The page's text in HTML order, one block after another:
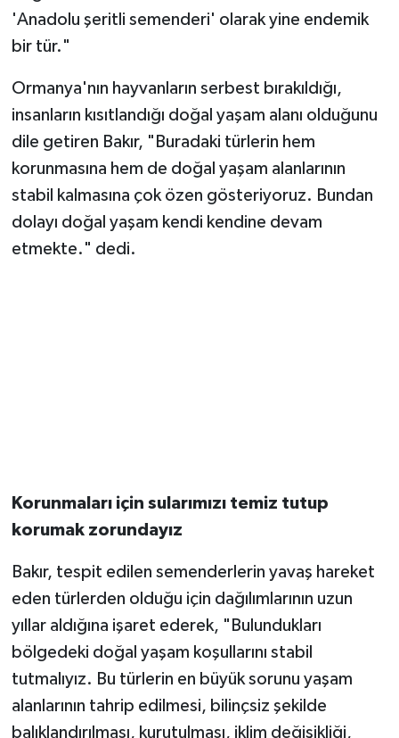
barkodlama çalışmalarıyla tek başına tür haline
geldiğini literatür çalışmalarından öğrendik. Bu
ancak farklı türlerin oluşturduğu bir grup olarak
kabul edilir. Başka bir türümüz daha var. Önceleri
'Kuzey şeritli semenderi'nin içinde
değerlendirilen 'Ommatotriton nesterovi'. Bu da
'Anadolu şeritli semenderi' olarak yine endemik
bir tür."
Korunmaları için sularımızı temiz tutup
korumak zorundayız